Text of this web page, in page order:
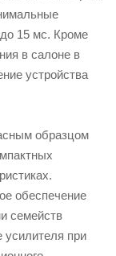
15 мс. Кроме
в салоне в
устройства
образцом
обеспечение
семейств
усилителя при